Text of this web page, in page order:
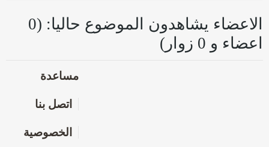
الاعضاء يشاهدون الموضوع حاليا: (0
اعضاء و 0 زوار)
مساعدة
اتصل بنا
الخصوصية